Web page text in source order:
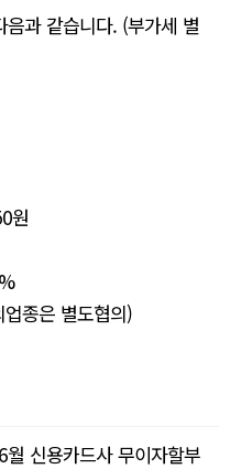
과 같습니다. (부가세 별
원
종은 별도협의)
신용카드사 무이자할부